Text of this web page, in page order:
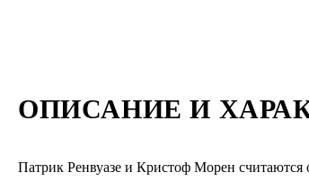
ОПИСАНИЕ И
Патрик Ренвуазе и Кристоф Морен считаются